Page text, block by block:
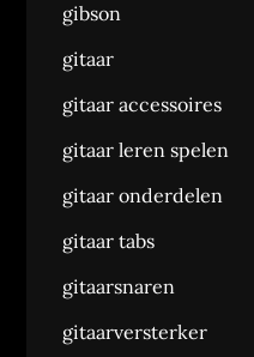
gibson
gitaar
gitaar accessoires
gitaar leren spelen
gitaar onderdelen
gitaar tabs
gitaarsnaren
gitaarversterker